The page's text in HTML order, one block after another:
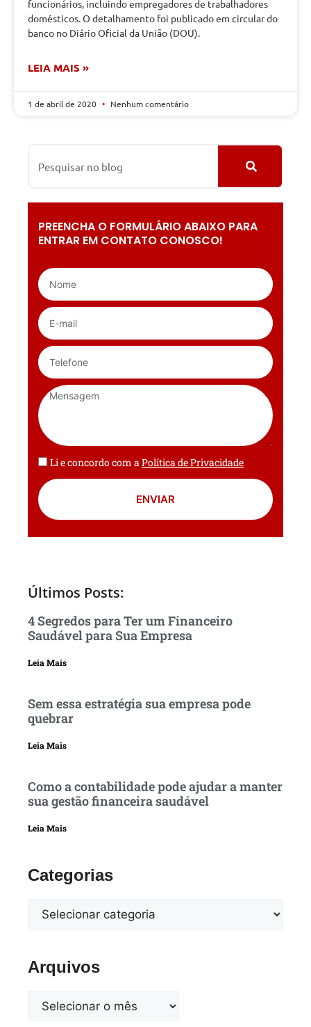
funcionários, incluindo empregadores de trabalhadores
domésticos. O detalhamento foi publicado em circular do
banco no Diário Oficial da União (DOU).
LEIA MAIS »
1 de abril de 2020 Nenhum comentário
PREENCHA O FORMULÁRIO ABAIXO PARA
ENTRAR EM CONTATO CONOSCO!
Li e concordo com aPolítica de Privacidade
ENVIAR
Últimos Posts:
4 Segredos para Ter um Financeiro
Saudável para Sua Empresa
Leia Mais
Sem essa estratégia sua empresa pode
quebrar
Leia Mais
Como a contabilidade pode ajudar a manter
sua gestão financeira saudável
Leia Mais
Categorias
Arquivos